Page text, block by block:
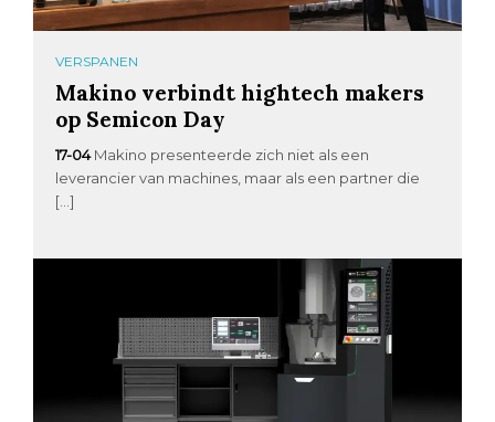
VERSPANEN
Makino verbindt hightech makers
op Semicon Day
17-04 Makino presenteerde zich niet als een
leverancier van machines, maar als een partner die
[…]